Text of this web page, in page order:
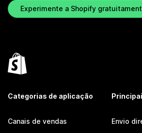
Experimente a Shopify
Categorias de aplicação
Canais de vendas Envio